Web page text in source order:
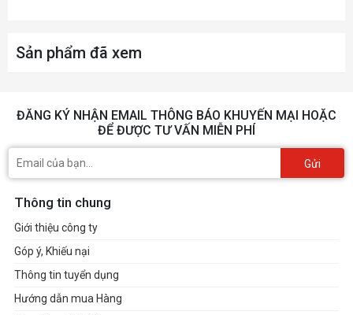
Sản phẩm đã xem
ĐĂNG KÝ NHẬN EMAIL THÔNG BÁO KHUYẾN MẠI HOẶC
ĐỂ ĐƯỢC TƯ VẤN MIỄN PHÍ
Gửi
Thông tin chung
Giới thiệu công ty
Góp ý, Khiếu nại
Thông tin tuyển dụng
Hướng dẫn mua Hàng